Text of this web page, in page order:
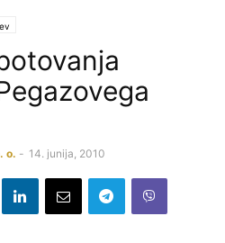
o. - 14. junija, 2010